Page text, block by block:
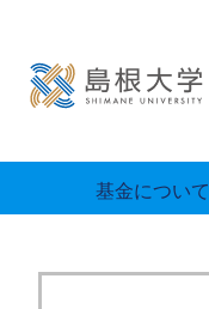
基金について